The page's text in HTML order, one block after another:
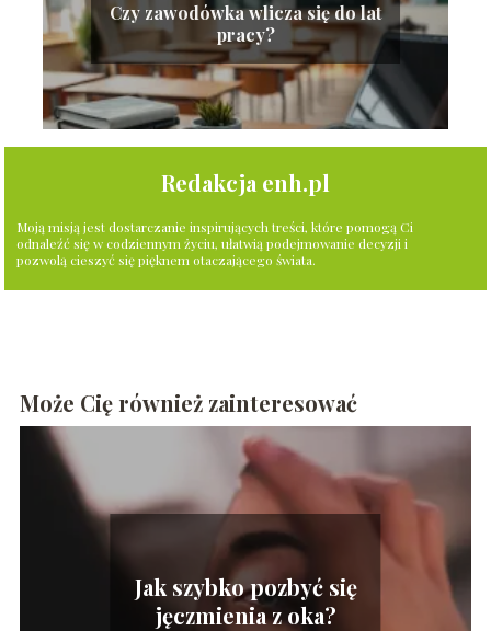
Czy zawodówka wlicza się do lat
pracy?
Redakcja enh.pl
Moją misją jest dostarczanie inspirujących treści, które pomogą Ci
odnaleźć się w codziennym życiu, ułatwią podejmowanie decyzji i
pozwolą cieszyć się pięknem otaczającego świata.
Może Cię również zainteresować
Jak szybko pozbyć się
jęczmienia z oka?